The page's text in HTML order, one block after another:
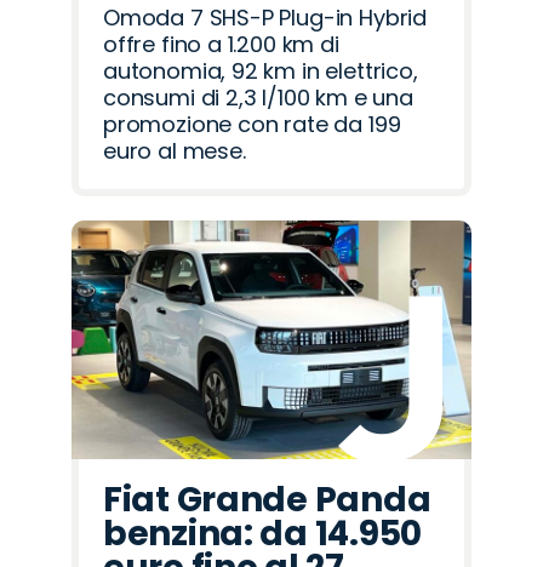
Omoda 7 SHS-P Plug-in Hybrid
offre fino a 1.200 km di
autonomia, 92 km in elettrico,
consumi di 2,3 l/100 km e una
promozione con rate da 199
euro al mese.
Fiat Grande Panda
benzina: da 14.950